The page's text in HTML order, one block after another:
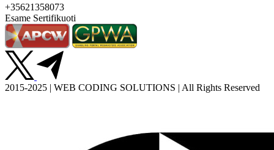
+35621358073
Esame Sertifikuoti
2015-2025 | WEB CODING SOLUTIONS | All Rights Reserved